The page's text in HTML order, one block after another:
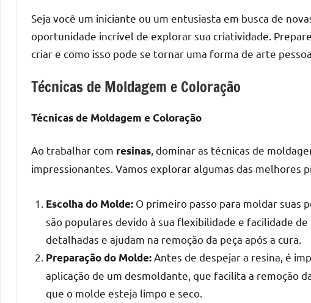
melhores
práticas
para
criar
alta
como
as
populares
River
Tables
Seja você um iniciante ou um entusiasta em busca de
oportunidade incrível de explorar sua criatividade.
criar e como isso pode se tornar uma forma de arte
Técnicas de Moldagem e Coloração
Técnicas de Moldagem e Coloração
Ao trabalhar com resinas , dominar as técnicas de
impressionantes. Vamos explorar algumas das melhores
Escolha do Molde: O primeiro passo para moldar suas
são populares devido à sua flexibilidade e facilidade
detalhadas e ajudam na remoção da peça após a cura.
Preparação do Molde: Antes de despejar a resina, é
aplicação de um desmoldante, que facilita a remoção
que o molde esteja limpo e seco.